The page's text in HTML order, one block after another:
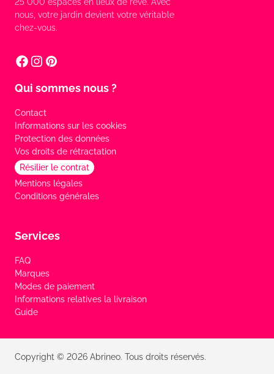
nous, votre jardin devient votre véritable
chez-vous.
Qui sommes nous ?
Contact
Informations sur les cookies
Protection des données
Vos droits de rétractation
Résilier le contrat
Mentions légales
Conditions générales
Services
FAQ
Marques
Modes de paiement
Informations relatives la livraison
Guide
Copyright © 2026 Abrineo. Tous droits réservés.